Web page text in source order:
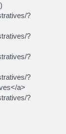
?
?
?
?
a>
?